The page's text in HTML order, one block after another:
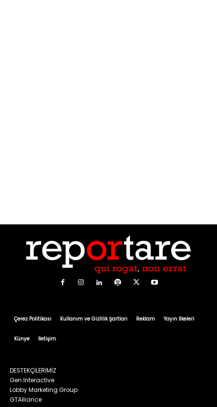
Çerez Politikası Kullanım ve Gizlilik Şartları Reklam Yayın İlkeleri
Künye İletişim
DESTEKÇİLERİMİZ
Gen Interactive
Lobby Marketing Group
GTAlliance